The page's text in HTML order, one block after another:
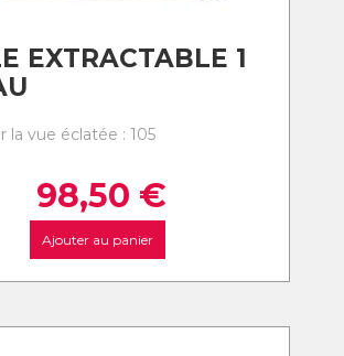
EXTRACTABLE 1
la vue éclatée : 105
98,50 €
Ajouter au panier